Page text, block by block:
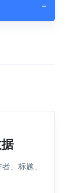
−
、标题、